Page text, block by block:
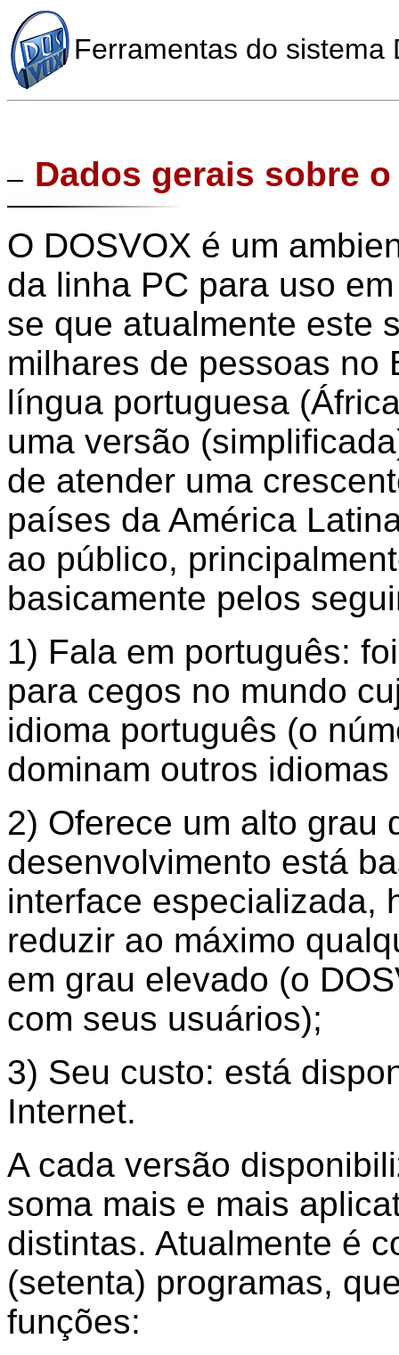
Ferramentas do sistema
Dados gerais sobre
O DOSVOX é um
da linha PC para uso
se que atualmente este
milhares de pessoas no
língua portuguesa
uma versão
de atender uma
países da América
ao público,
basicamente pelos
1) Fala em português:
para cegos no mundo
idioma português (o
dominam outros
2) Oferece um alto grau
desenvolvimento está
interface especializada,
reduzir ao máximo
em grau elevado (o
com seus usuários);
3) Seu custo: está
Internet.
A cada versão
soma mais e mais
distintas. Atualmente é
(setenta) programas,
funções: